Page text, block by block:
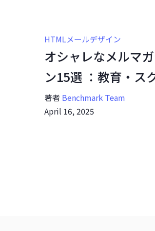
HTMLメールデザイン
オシャレなメルマ
ン15選 ：教育・ス
著者 Benchmark Team
April 16, 2025